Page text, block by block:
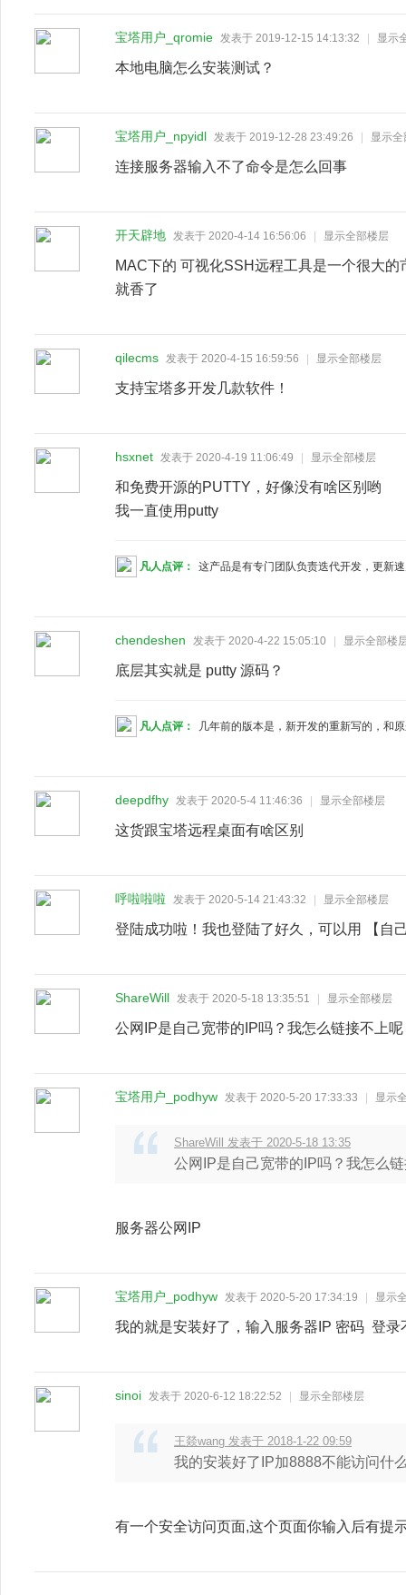
宝塔用户_qromie 发表于 2019-12-15 14:13:32 显示
本地电脑怎么安装测试？
宝塔用户_npyidl 发表于 2019-12-28 23:49:26 显示
连接服务器输入不了命令是怎么回事
开天辟地 发表于 2020-4-14 16:56:06 显示全部楼层
MAC下的 可视化SSH远程工具是一个很大
就香了
qilecms 发表于 2020-4-15 16:59:56 显示全部楼层
支持宝塔多开发几款软件！
hsxnet 发表于 2020-4-19 11:06:49 显示全部楼层
和免费开源的PUTTY，好像没有啥区别哟
我一直使用putty
凡人点评： 这产品是有专门团队负责迭代开发，更新
chendeshen 发表于 2020-4-22 15:05:10 显示全部楼
底层其实就是 putty 源码？
凡人点评： 几年前的版本是，新开发的重新写的，和
deepdfhy 发表于 2020-5-4 11:46:36 显示全部楼层
这货跟宝塔远程桌面有啥区别
呼啦啦啦 发表于 2020-5-14 21:43:32 显示全部楼层
登陆成功啦！我也登陆了好久，可以用 【自
ShareWill 发表于 2020-5-18 13:35:51 显示全部楼层
公网IP是自己宽带的IP吗？我怎么链接不上呢
宝塔用户_podhyw 发表于 2020-5-20 17:33:33 显示
ShareWill 发表于 2020-5-18 13:35
公网IP是自己宽带的IP吗？我怎么
服务器公网IP
宝塔用户_podhyw 发表于 2020-5-20 17:34:19 显示
我的就是安装好了，输入服务器IP 密码 登
sinoi 发表于 2020-6-12 18:22:52 显示全部楼层
王燚wang 发表于 2018-1-22 09:59
我的安装好了IP加8888不能访问什
有一个安全访问页面,这个页面你输入后有提